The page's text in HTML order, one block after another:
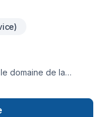
domaine de la
de l’efficacité
savons aménager